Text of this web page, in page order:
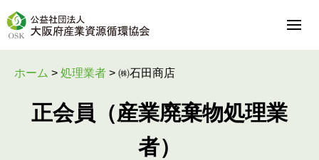
ホーム > 処理業者 > ㈱石田商店
正会員（産業廃棄物処理業
者）